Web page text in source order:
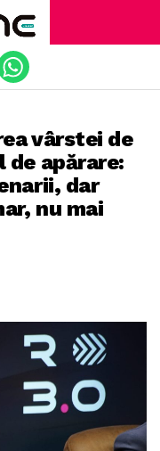
vârstei de
de apărare:
dar
nu mai